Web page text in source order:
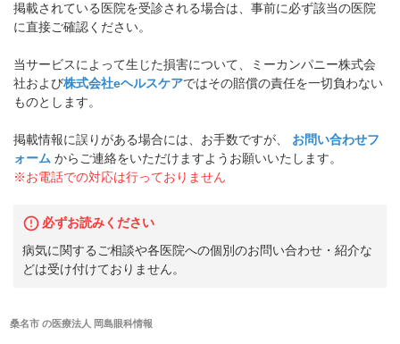
掲載されている医院を受診される場合は、事前に必ず該当の医院
に直接ご確認ください。
当サービスによって生じた損害について、ミーカンパニー株式会
社および株式会社eヘルスケアではその賠償の責任を一切負わない
ものとします。
掲載情報に誤りがある場合には、お手数ですが、
お問い合わせフ
ォーム からご連絡をいただけますようお願いいたします。
※お電話での対応は行っておりません
必ずお読みください
病気に関するご相談や各医院への個別のお問い合わせ・紹介な
どは受け付けておりません。
桑名市の医療法人 岡島眼科情報